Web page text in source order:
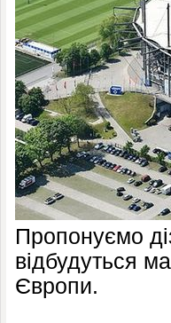
Пропонуємо
відбудуться
Європи.